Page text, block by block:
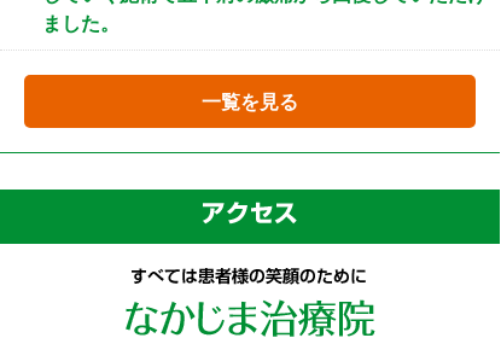
ました。
一覧を見る